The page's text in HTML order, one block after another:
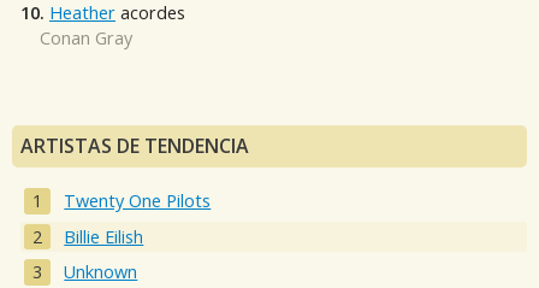
10. Heather acordes
Conan Gray
ARTISTAS DE TENDENCIA
Twenty One Pilots
Billie Eilish
Unknown